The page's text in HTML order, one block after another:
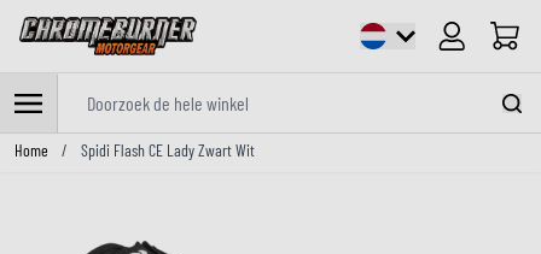
Cart
Ga naar de inhoud
Home / Spidi Flash CE Lady Zwart Wit